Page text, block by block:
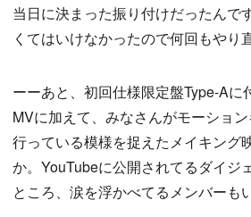
当日に決まった振り付けだったんで
くてはいけなかったので何回もやり
ーーあと、初回仕様限定盤Type-Aに
MVに加えて、みなさんがモーショ
行っている模様を捉えたメイキング
か。YouTubeに公開されてるダイジ
ところ、涙を浮かべてるメンバーも